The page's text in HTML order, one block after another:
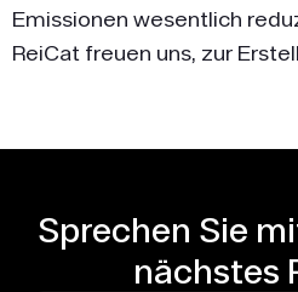
Emissionen wesentlich
ReiCat freuen uns, zur
Sprechen Sie
nächstes